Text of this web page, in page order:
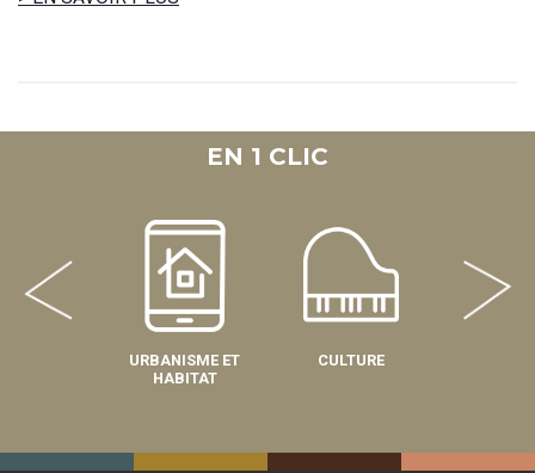
EN 1 CLIC
URBANISME ET
HABITAT
CULTURE